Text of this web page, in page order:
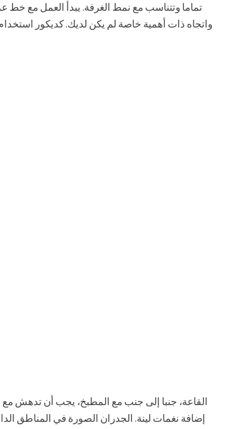
تماما وتتناسب مع نمط الغرفة. يبدأ العمل مع
واتجاه ذات أهمية خاصة لم يكن لديك. كديكور
القاعة، جنبا إلى جنب مع المطبخ، يجب أن تدهش مع
إضافة نغمات لينة. الجدران الصورة في المناطق